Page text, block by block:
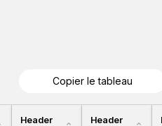
Copier le tableau
Header
Header